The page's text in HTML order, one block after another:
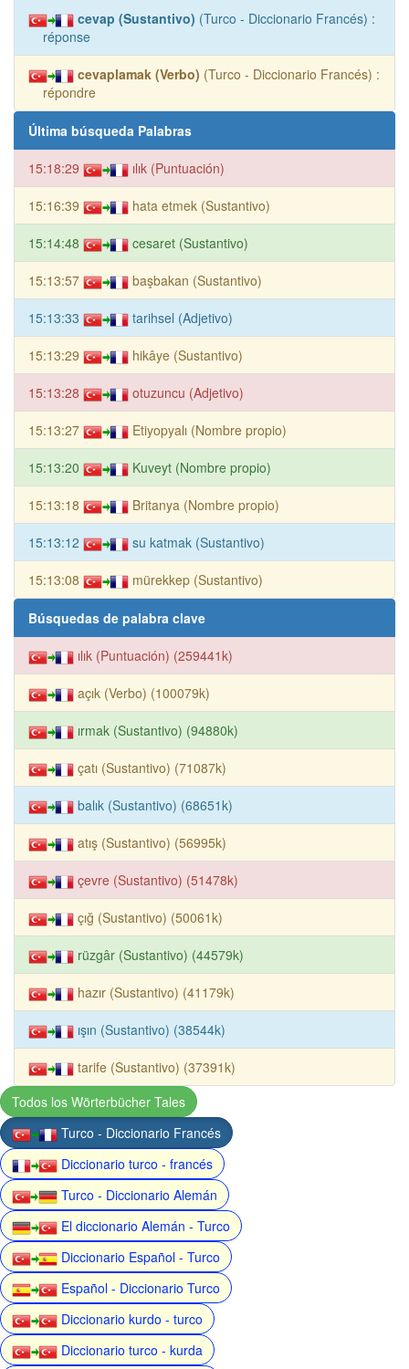
cevap (Sustantivo) (Turco - Diccionario Francés) :
réponse
cevaplamak (Verbo) (Turco - Diccionario Francés) :
répondre
Última búsqueda Palabras
15:18:29 ılık (Puntuación)
15:16:39 hata etmek (Sustantivo)
15:14:48 cesaret (Sustantivo)
15:13:57 başbakan (Sustantivo)
15:13:33 tarihsel (Adjetivo)
15:13:29 hikâye (Sustantivo)
15:13:28 otuzuncu (Adjetivo)
15:13:27 Etiyopyalı (Nombre propio)
15:13:20 Kuveyt (Nombre propio)
15:13:18 Britanya (Nombre propio)
15:13:12 su katmak (Sustantivo)
15:13:08 mürekkep (Sustantivo)
Búsquedas de palabra clave
ılık (Puntuación) (259441k)
açık (Verbo) (100079k)
ırmak (Sustantivo) (94880k)
çatı (Sustantivo) (71087k)
balık (Sustantivo) (68651k)
atış (Sustantivo) (56995k)
çevre (Sustantivo) (51478k)
çığ (Sustantivo) (50061k)
rüzgâr (Sustantivo) (44579k)
hazır (Sustantivo) (41179k)
ışın (Sustantivo) (38544k)
tarife (Sustantivo) (37391k)
Todos los Wörterbücher Tales
Turco - Diccionario Francés
Diccionario turco - francés
Turco - Diccionario Alemán
El diccionario Alemán - Turco
Diccionario Español - Turco
Español - Diccionario Turco
Diccionario kurdo - turco
Diccionario turco - kurda